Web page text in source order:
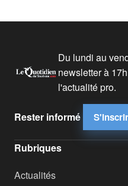
Du lundi au
newsletter à
l'actualité pro.
Rester informé
Rubriques
Actualités